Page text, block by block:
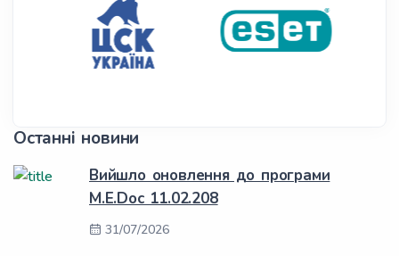
Останні новини
Вийшло оновлення до програми
M.E.Doc 11.02.208
31/07/2026